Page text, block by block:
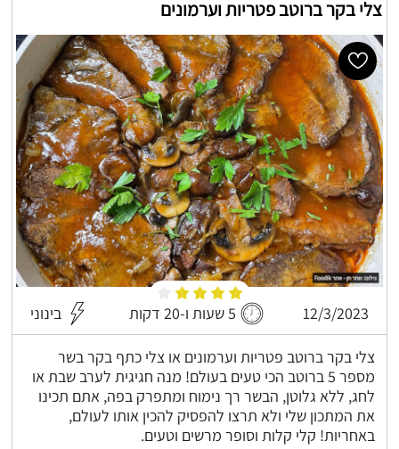
צלי בקר ברוטב פטריות וערמונים
12/3/2023 5 שעות ו-20 דקות בינוני
צלי בקר ברוטב פטריות וערמונים או צלי כתף בקר בשר
מספר 5 ברוטב הכי טעים בעולם! מנה חגיגית לערב שבת או
לחג, ללא גלוטן, הבשר רך נימוח ומתפרק בפה, אתם תכינו
את המתכון שלי ולא תרצו להפסיק להכין אותו לעולם,
באחריות! קלי קלות וסופר מרשים וטעים.